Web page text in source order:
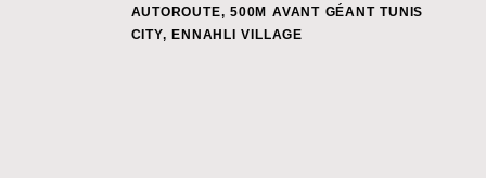
AUTOROUTE, 500M AVANT GÉANT TUNIS
CITY, ENNAHLI VILLAGE